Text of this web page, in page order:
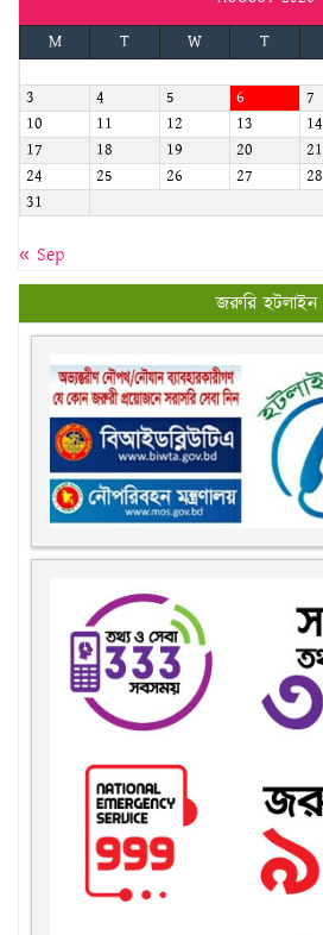
M
T W T
3
4 5 6 7
10
11 12 13 14
17
18 19 20 21
24
25 26 27 28
31
« Sep
জরুরি হটলাইন